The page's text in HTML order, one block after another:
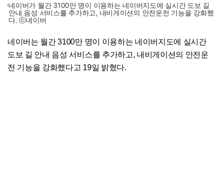
네이버가 월간 3100만 명이 이용하는 네이버지도에 실시간 도보 길
안내 음성 서비스를 추가하고, 내비게이션의 안전운전 기능을 강화했
다. ⓒ네이버
네이버는 월간 3100만 명이 이용하는 네이버지도에 실시간
도보 길 안내 음성 서비스를 추가하고, 내비게이션의 안전운
전 기능을 강화했다고 19일 밝혔다.